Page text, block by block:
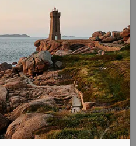
une ambiance de fête
du matériel nécessaire
les masques, qui seront
un goûter qui est